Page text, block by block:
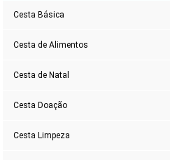
Cesta Básica
Cesta de Alimentos
Cesta de Natal
Cesta Doação
Cesta Limpeza